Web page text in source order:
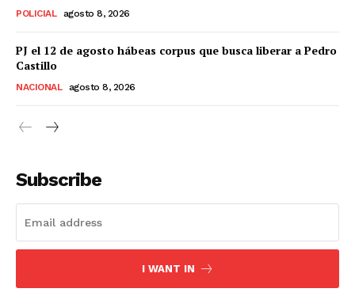
POLICIAL agosto 8, 2026
PJ el 12 de agosto hábeas corpus que busca liberar a Pedro
Castillo
NACIONAL agosto 8, 2026
Subscribe
I WANT IN